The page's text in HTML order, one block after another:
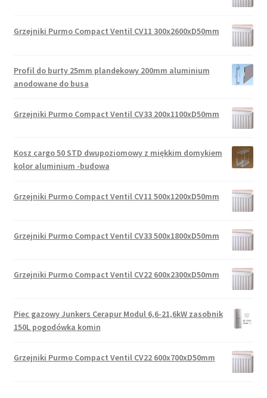
Grzejniki Purmo Compact Ventil CV11 300x2600xD50mm
Profil do burty 25mm plandekowy 200mm aluminium
anodowane do busa
Grzejniki Purmo Compact Ventil CV33 200x1100xD50mm
Kosz cargo 50 STD dwupoziomowy z miękkim domykiem
kolor aluminium -budowa
Grzejniki Purmo Compact Ventil CV11 500x1200xD50mm
Grzejniki Purmo Compact Ventil CV33 500x1800xD50mm
Grzejniki Purmo Compact Ventil CV22 600x2300xD50mm
Piec gazowy Junkers Cerapur Modul 6,6-21,6kW zasobnik
150L pogodówka komin
Grzejniki Purmo Compact Ventil CV22 600x700xD50mm